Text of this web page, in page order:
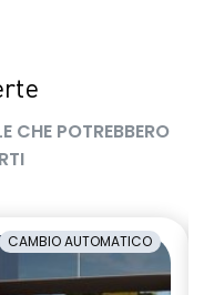
8 anni
5 anni
CHE POTREBBERO
CAMBIO AUTOMATICO